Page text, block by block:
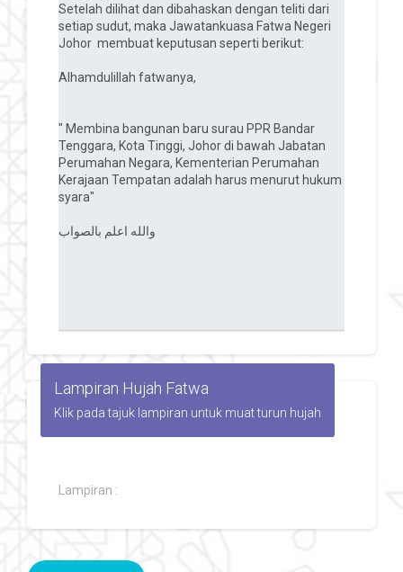
Lampiran Hujah Fatwa
Klik pada tajuk lampiran untuk muat turun hujah
Lampiran :